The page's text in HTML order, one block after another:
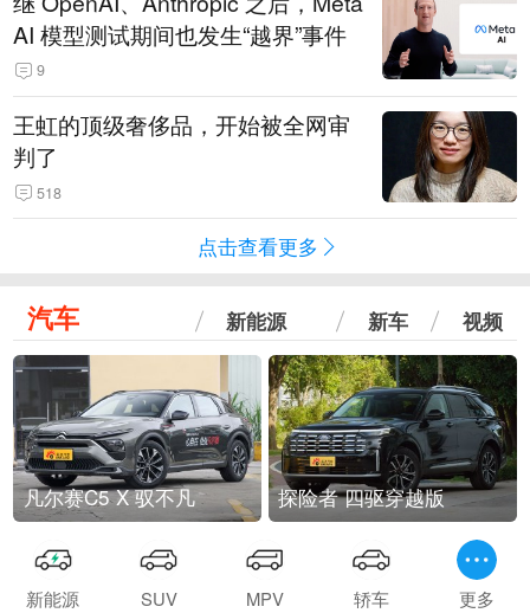
AI 模型测试期间也发生“越界”事件
9
王虹的顶级奢侈品，开始被全网审
判了
518
点击查看更多
汽车 新能源 新车 视频
凡尔赛C5 X 驭不凡 探险者 四驱穿越版
新能源 SUV MPV 轿车 更多